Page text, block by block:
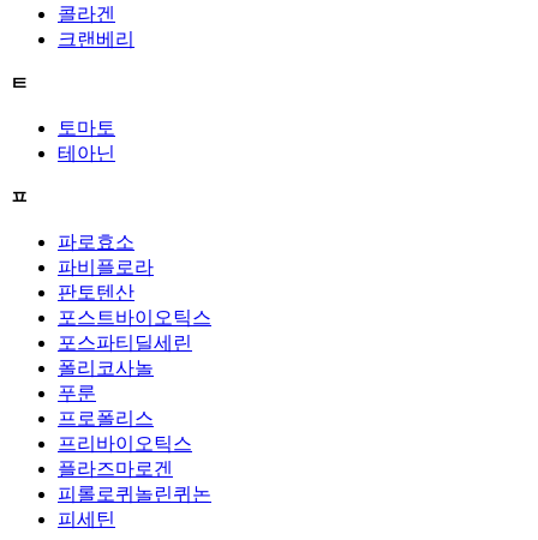
콜라겐
크랜베리
ㅌ
토마토
테아닌
ㅍ
파로효소
파비플로라
판토텐산
포스트바이오틱스
포스파티딜세린
폴리코사놀
푸룬
프로폴리스
프리바이오틱스
플라즈마로겐
피롤로퀴놀린퀴논
피세틴